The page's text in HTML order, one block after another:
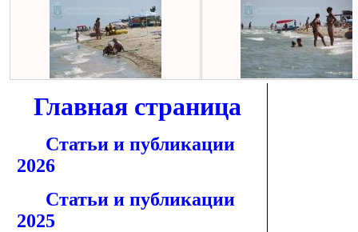
Главная страница
Статьи и публикации
2026
Статьи и публикации
2025